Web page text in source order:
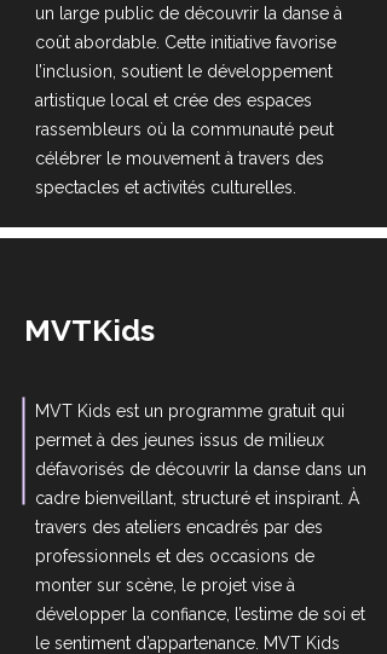
un large public de découvrir la danse à
coût abordable. Cette initiative favorise
l’inclusion, soutient le développement
artistique local et crée des espaces
rassembleurs où la communauté peut
célébrer le mouvement à travers des
spectacles et activités culturelles.
MVTKids
MVT Kids est un programme gratuit qui
permet à des jeunes issus de milieux
défavorisés de découvrir la danse dans un
cadre bienveillant, structuré et inspirant. À
travers des ateliers encadrés par des
professionnels et des occasions de
monter sur scène, le projet vise à
développer la confiance, l’estime de soi et
le sentiment d’appartenance. MVT Kids